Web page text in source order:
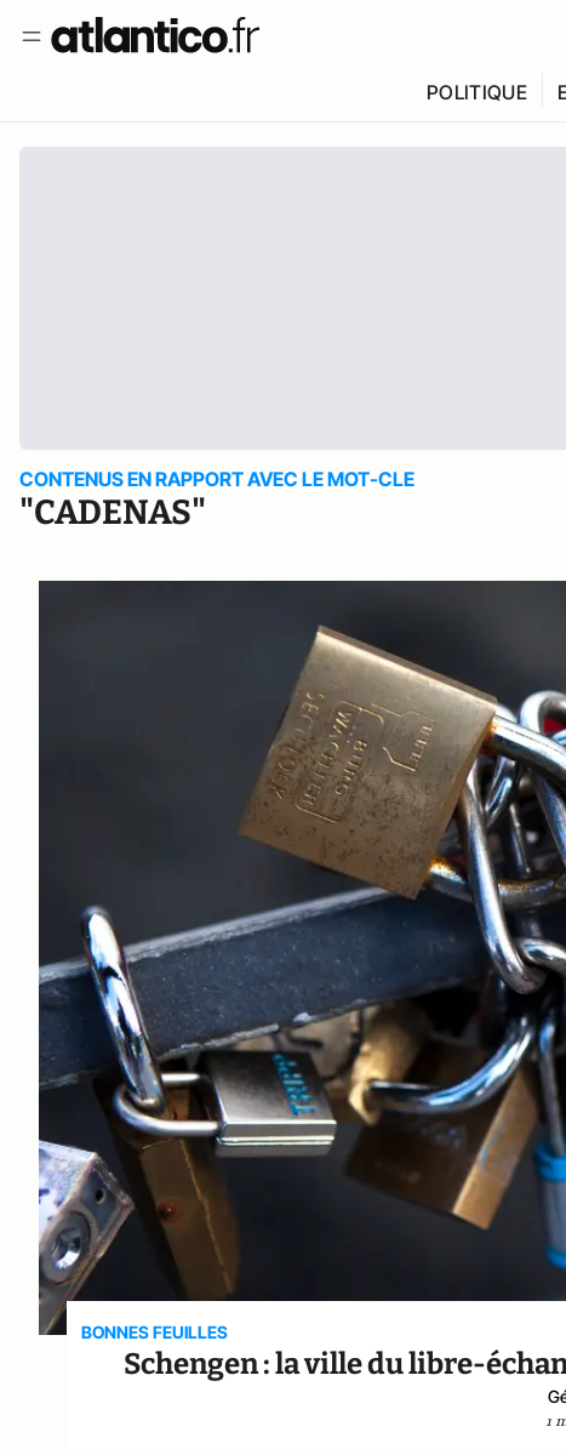
POLITIQUE
CONTENUS EN RAPPORT AVEC LE MOT-CLE
"CADENAS"
BONNES FEUILLES
Schengen : la ville du libre-
1